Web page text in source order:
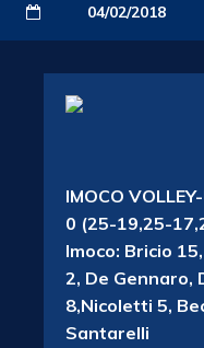
04/02/2018
IMOCO
0 (25-19,25-
Imoco: Bricio
2, De Gennaro,
8,Nicoletti 5,
Santarelli